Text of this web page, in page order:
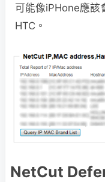
可能像iPHone應該
HTC。
NetCut